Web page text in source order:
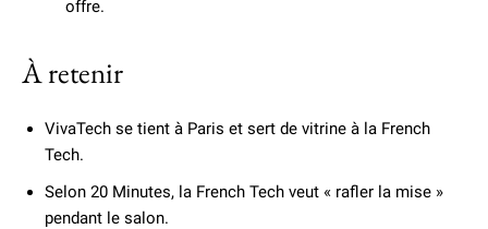
offre.
À retenir
VivaTech se tient à Paris et sert de vitrine à la French
Tech.
Selon 20 Minutes, la French Tech veut « rafler la mise »
pendant le salon.